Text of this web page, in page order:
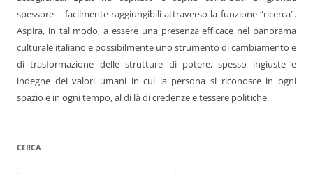
spessore – facilmente raggiungibili attraverso la funzione “ricerca”.
Aspira, in tal modo, a essere una presenza efficace nel panorama
culturale italiano e possibilmente uno strumento di cambiamento e
di trasformazione delle strutture di potere, spesso ingiuste e
indegne dei valori umani in cui la persona si riconosce in ogni
spazio e in ogni tempo, al di là di credenze e tessere politiche.
CERCA